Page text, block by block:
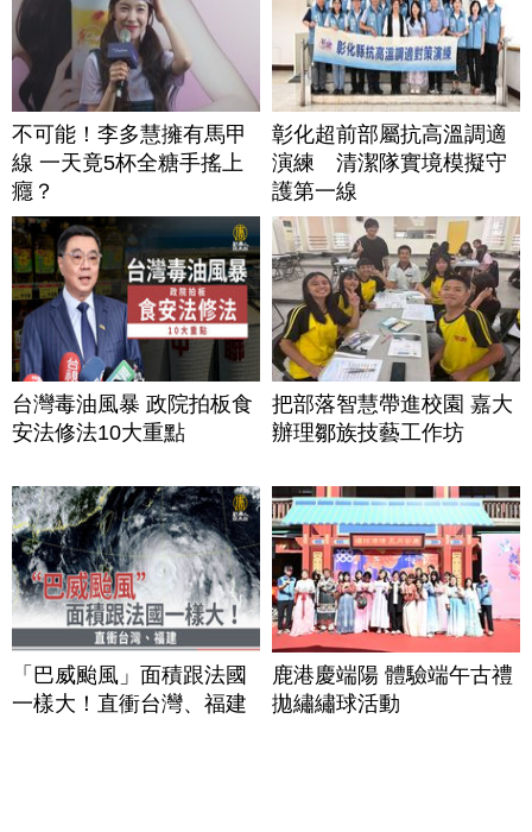
不可能！李多慧擁有馬甲
線 一天竟5杯全糖手搖上
癮？
彰化超前部屬抗高溫調適
演練 清潔隊實境模擬守
護第一線
台灣毒油風暴 政院拍板食
安法修法10大重點
把部落智慧帶進校園 嘉大
辦理鄒族技藝工作坊
「巴威颱風」面積跟法國
一樣大！直衝台灣、福建
鹿港慶端陽 體驗端午古禮
拋繡繡球活動